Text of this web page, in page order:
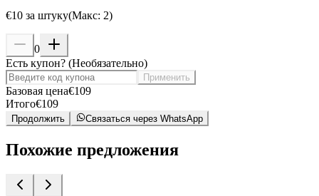
€10 за штуку(Макс: 2)
0
Есть купон? (Необязательно)
Применить
Базовая цена€109
Итого€109
Продолжить Связаться через WhatsApp
Похожие предложения